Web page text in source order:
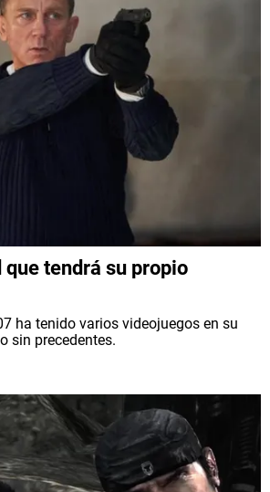
que tendrá su propio
ha tenido varios videojuegos en su
sin precedentes.